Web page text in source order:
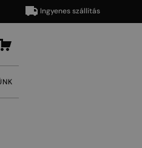
Ingyenes szállítás